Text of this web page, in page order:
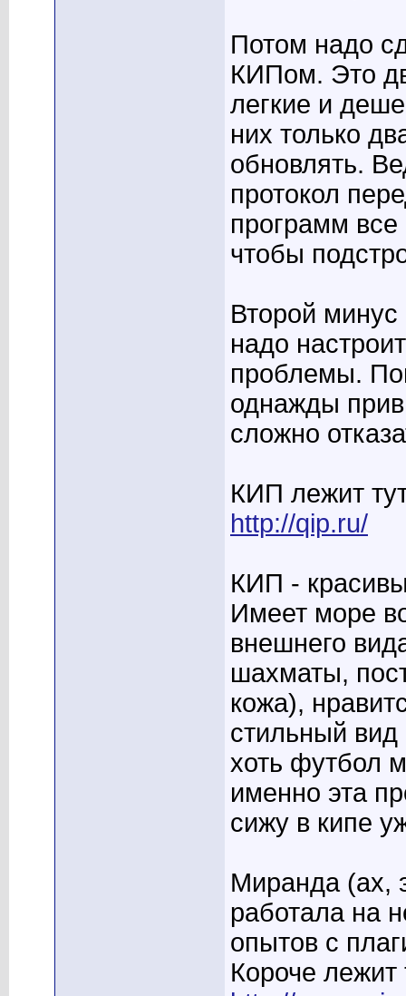
Потом надо
КИПом. Это
легкие и
них только
обновлять.
протокол
программ
чтобы
Второй минус
надо
проблемы.
однажды
сложно
КИП лежит
http://qip.ru/
КИП -
Имеет море
внешнего
шахматы,
кожа),
стильный
хоть футбол
именно эта
сижу в кипе
Миранда (ах,
работала на
опытов с
Короче лежит